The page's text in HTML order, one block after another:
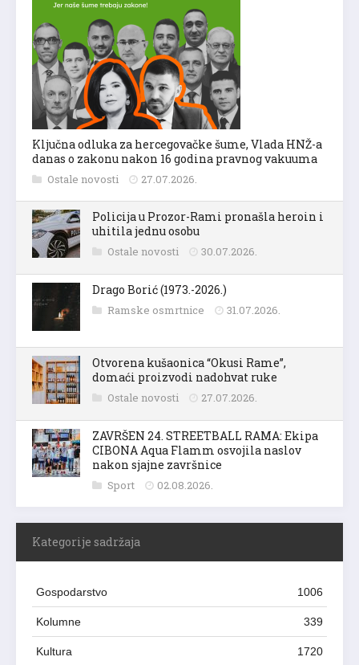
Ključna odluka za hercegovačke šume, Vlada HNŽ-a
danas o zakonu nakon 16 godina pravnog vakuuma
Ostale novosti 27.07.2026.
Policija u Prozor-Rami pronašla heroin i
uhitila jednu osobu
Ostale novosti 30.07.2026.
Drago Borić (1973.-2026.)
Ramske osmrtnice 31.07.2026.
Otvorena kušaonica “Okusi Rame”,
domaći proizvodi nadohvat ruke
Ostale novosti 27.07.2026.
ZAVRŠEN 24. STREETBALL RAMA: Ekipa
CIBONA Aqua Flamm osvojila naslov
nakon sjajne završnice
Sport 02.08.2026.
Kategorije sadržaja
Gospodarstvo 1006
Kolumne 339
Kultura 1720